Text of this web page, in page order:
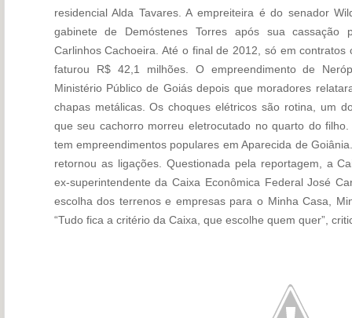
residencial Alda Tavares. A empreiteira é do senador
gabinete de Demóstenes Torres após sua cassação
Carlinhos Cachoeira. Até o final de 2012, só em
faturou R$ 42,1 milhões. O empreendimento de
Ministério Público de Goiás depois que moradores
chapas metálicas. Os choques elétricos são rotina, um
que seu cachorro morreu eletrocutado no quarto do
tem empreendimentos populares em Aparecida de
retornou as ligações. Questionada pela reportagem, a
ex-superintendente da Caixa Econômica Federal José
escolha dos terrenos e empresas para o Minha Casa,
“Tudo fica a critério da Caixa, que escolhe quem quer”,